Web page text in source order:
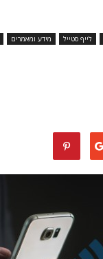
לייף סטייל מידע ומאמרים